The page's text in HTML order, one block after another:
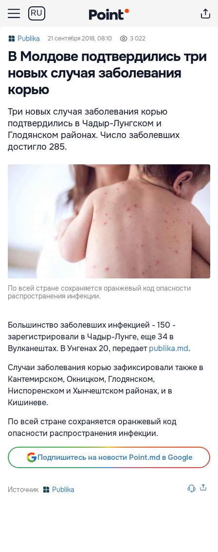
RU
Publika 21 сентября 2018, 08:10 3 022
В Молдове подтвердились три
новых случая заболевания
корью
Три новых случая заболевания корью
подтвердились в Чадыр-Лунгском и
Глодянском районах. Число заболевших
достигло 285.
По всей стране сохраняется оранжевый код опасности
распространения инфекции.
Большинство заболевших инфекцией - 150 -
зарегистрировали в Чадыр-Лунге, еще 34 в
Вулканештах. В Унгенах 20, передаетpublika.md.
Случаи заболевания корью зафиксировали также в
Кантемирском, Окницком, Глодянском,
Ниспоренском и Хынчештском районах, и в
Кишиневе.
По всей стране сохраняется оранжевый код
опасности распространения инфекции.
Подпишитесь на новости Point.md в Google
Источник Publika